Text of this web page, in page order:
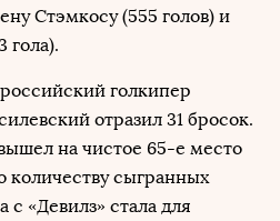
Стэмкосу (555 голов) и
гола).
голкипер
отразил 31 бросок.
на чистое 65-е место
количеству сыгранных
«Девилз» стала для